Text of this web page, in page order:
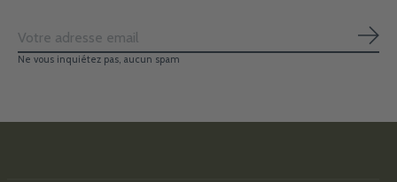
Ne vous inquiétez pas, aucun spam